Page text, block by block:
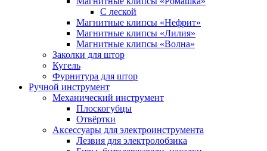
С леской
Магнитные клипсы «Нефрит»
Магнитные клипсы «Лилия»
Магнитные клипсы «Волна»
Заколки для штор
Кугель
Фурнитура для штор
Ручной инструмент
Механический инструмент
Плоскогубцы
Отвёртки
Аксессуары для электроинструмента
Лезвия для электролобзика